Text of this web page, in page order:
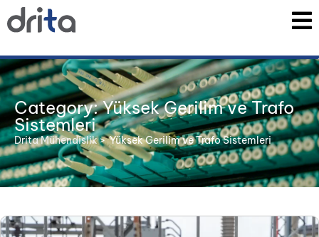
Category: Yüksek Gerilim ve Trafo
Sistemleri
Drita Mühendislik>Yüksek Gerilim ve Trafo Sistemleri